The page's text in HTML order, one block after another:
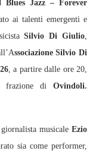
Blues Jazz – Forever
ai talenti emergenti e
Silvio Di Giulio
ssociazione Silvio Di
, a partire dalle ore 20,
frazione di Ovindoli.
musicale Ezio
sia come performer,